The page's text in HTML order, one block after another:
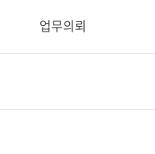
업무의뢰